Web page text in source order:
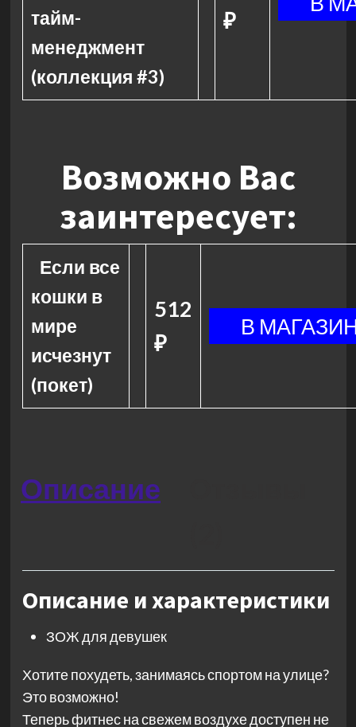
тайм-
менеджмент
(коллекция #3)
₽
Возможно Вас
заинтересует:
Если все
кошки в
мире
исчезнут
(покет)
512
₽
Описание
Описание и характеристики
ЗОЖ для девушек
Хотите похудеть, занимаясь спортом на улице?
Это возможно!
Теперь фитнес на свежем воздухе доступен не